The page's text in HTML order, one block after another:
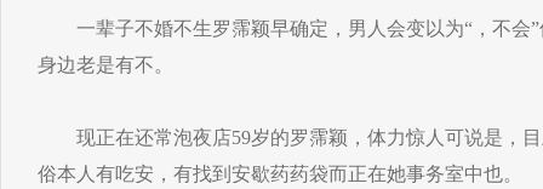
一辈子不婚不生罗霈颖早确定，男人会变以为“，不会”
身边老是有不。
现正在还常泡夜店59岁的罗霈颖，体力惊人可说是，目
俗本人有吃安，有找到安歇药药袋而正在她事务室中也。